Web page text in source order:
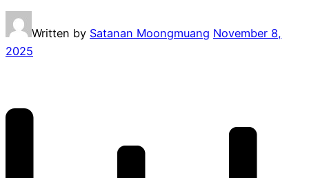
Written by Satanan Moongmuang November 8,
2025